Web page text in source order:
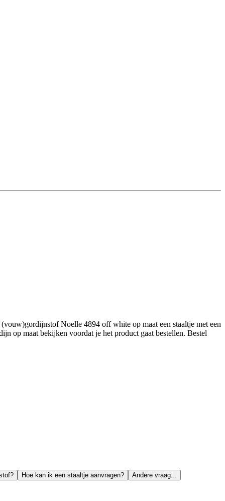
Noelle 4894 off white op maat een staaltje met een
op maat bekijken voordat je het product gaat bestellen. Bestel
Hoe kan ik een staaltje aanvragen? Andere vraag...